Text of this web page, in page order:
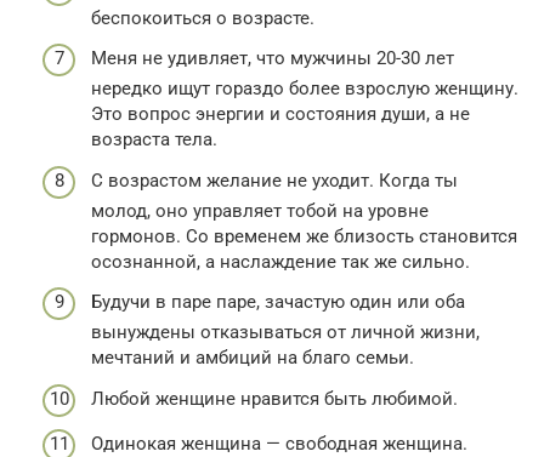
беспокоиться о возрасте.
Меня не удивляет, что мужчины 20-30 лет
нередко ищут гораздо более взрослую женщину.
Это вопрос энергии и состояния души, а не
возраста тела.
С возрастом желание не уходит. Когда ты
молод, оно управляет тобой на уровне
гормонов. Со временем же близость становится
осознанной, а наслаждение так же сильно.
Будучи в паре паре, зачастую один или оба
вынуждены отказываться от личной жизни,
мечтаний и амбиций на благо семьи.
Любой женщине нравится быть любимой.
Одинокая женщина — свободная женщина.